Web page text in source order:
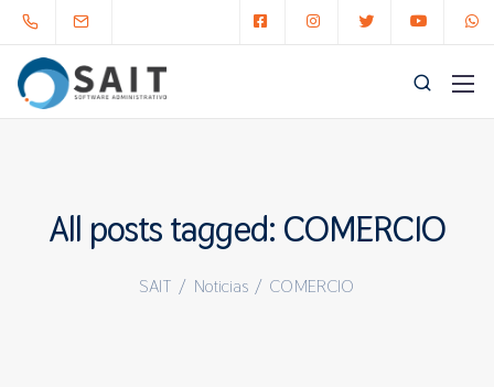
All posts tagged: COMERCIO
SAIT / Noticias / COMERCIO